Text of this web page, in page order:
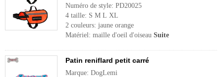
Numéro de style: PD20025
4 taille: S M L XL
2 couleurs: jaune orange
Matériel: maille d'oeil d'oiseau Suite
Patin reniflard petit carré
Marque: DogLemi